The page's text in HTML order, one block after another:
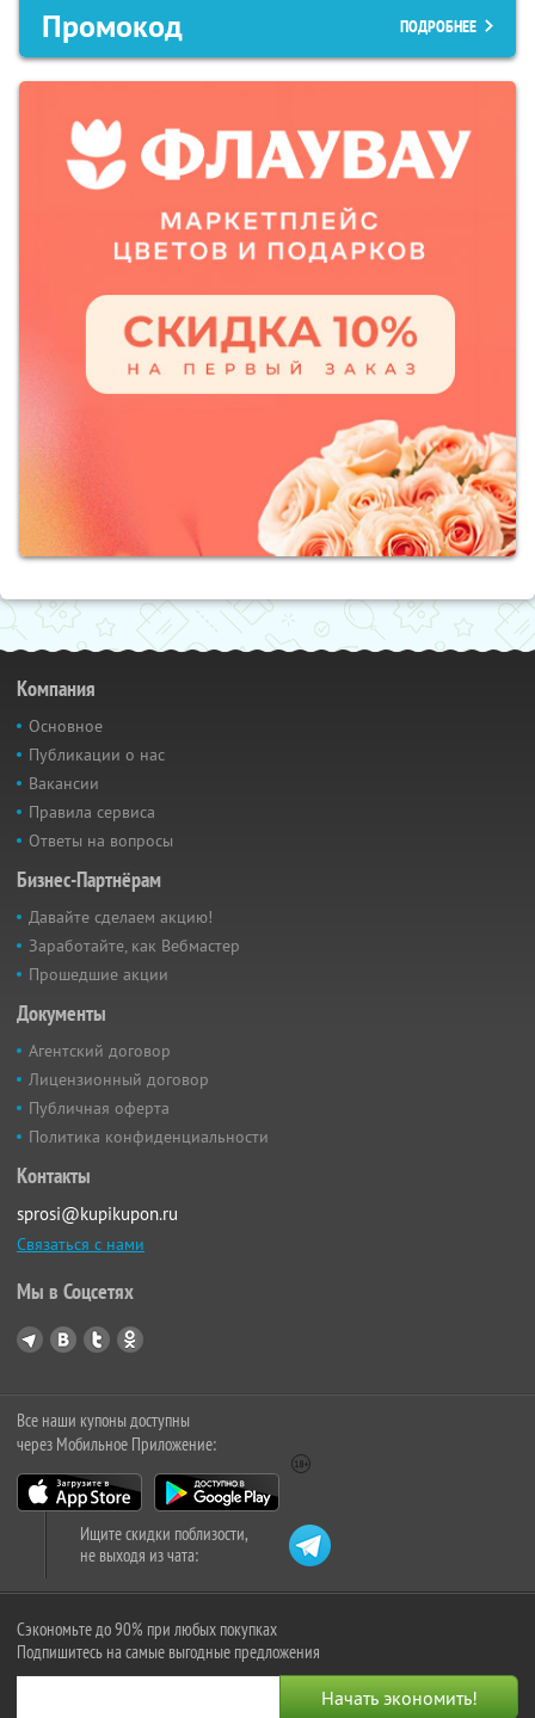
Промокод ПОДРОБНЕЕ
Компания
Основное
Публикации о нас
Вакансии
Правила сервиса
Ответы на вопросы
Бизнес-Партнёрам
Давайте сделаем акцию!
Заработайте, как Вебмастер
Прошедшие акции
Документы
Агентский договор
Лицензионный договор
Публичная оферта
Политика конфиденциальности
Контакты
sprosi@kupikupon.ru
Связаться с нами
Мы в Соцсетях
Все наши купоны доступны
через Мобильное Приложение:
Ищите скидки поблизости,
не выходя из чата:
Сэкономьте до 90% при любых покупках
Подпишитесь на самые выгодные предложения